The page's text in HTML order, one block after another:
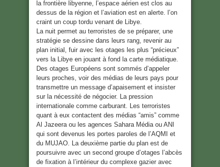
la frontière libyenne, l’espace aérien est clos au
dessus de la région et l’aviation est en alerte. l’on
craint un coup tordu venant de Libye.
La nuit permet au terroristes de se préparer, une
stratégie se dessine dans leurs rang, revenir au
plan initial, fuir avec les otages les plus “précieux”
vers la Libye en jouant à fond la carte médiatique.
Des otages Européens sont sommés d’appeler
leurs proches, voir des médias de leurs pays pour
transmettre un message d’apaisement et insister
sur la nécessité de négocier. La pression
internationale comme carburant. Les terroristes
quant à eux contactent des médias “amis” comme
Al Jazeera ou les agences Sahara Média ou ANI
qui sont devenus les portes paroles de l’AQMI et
du MUJAO. La deuxième partie du plan est de
poursuivre avec un second groupe d’otages l’abcès
de fixation à l’intérieur du complexe gazier avec